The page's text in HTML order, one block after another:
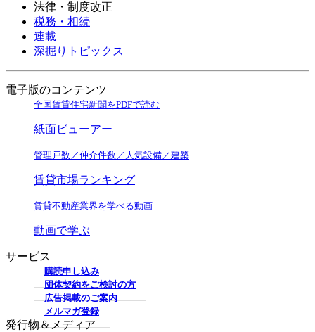
法律・制度改正
税務・相続
連載
深掘りトピックス
電子版のコンテンツ
全国賃貸住宅新聞をPDFで読む
紙面ビューアー
管理戸数／仲介件数／人気設備／建築
賃貸市場ランキング
賃貸不動産業界を学べる動画
動画で学ぶ
サービス
購読申し込み
団体契約をご検討の方
広告掲載のご案内
メルマガ登録
発行物＆メディア